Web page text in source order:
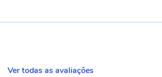
Ver todas as avaliações